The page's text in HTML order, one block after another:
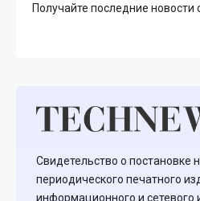
Получайте последние новости
Свидетельство о постановке
периодического печатного
информационного и сетевого